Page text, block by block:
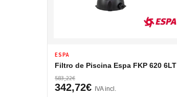
ESPA
Filtro de Piscina Espa FKP 620 6LT
583,22€
342,72€ IVA incl.